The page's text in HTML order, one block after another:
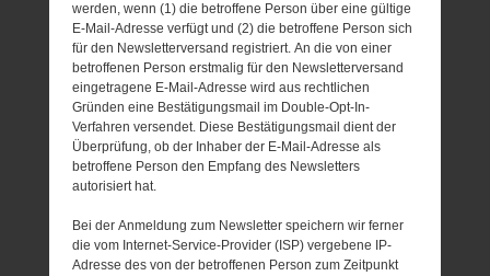
werden, wenn (1) die betroffene Person über eine gültige
E-Mail-Adresse verfügt und (2) die betroffene Person sich
für den Newsletterversand registriert. An die von einer
betroffenen Person erstmalig für den Newsletterversand
eingetragene E-Mail-Adresse wird aus rechtlichen
Gründen eine Bestätigungsmail im Double-Opt-In-
Verfahren versendet. Diese Bestätigungsmail dient der
Überprüfung, ob der Inhaber der E-Mail-Adresse als
betroffene Person den Empfang des Newsletters
autorisiert hat.
Bei der Anmeldung zum Newsletter speichern wir ferner
die vom Internet-Service-Provider (ISP) vergebene IP-
Adresse des von der betroffenen Person zum Zeitpunkt